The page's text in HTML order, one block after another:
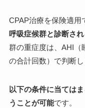
CPAP治療を保険適用
呼吸症候群と診断され
群の重症度は、AHI（
の合計回数）で判断し
以下の条件に当ては
うことが可能です。